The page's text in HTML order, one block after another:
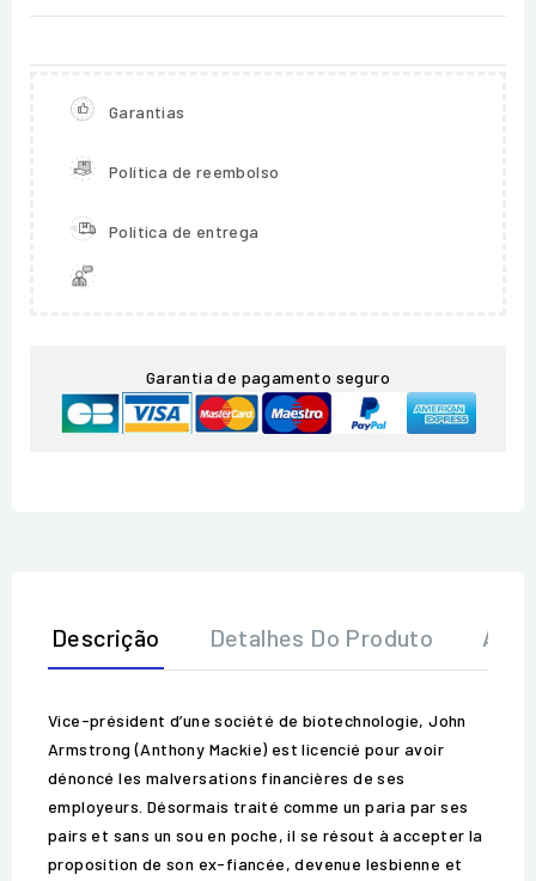
Garantias
Política de reembolso
Política de entrega
Garantia de pagamento seguro
Descrição Detalhes Do Produto
Vice-président d’une société de biotechnologie, John
Armstrong (Anthony Mackie) est licencié pour avoir
dénoncé les malversations financières de ses
employeurs. Désormais traité comme un paria par ses
pairs et sans un sou en poche, il se résout à accepter la
proposition de son ex-fiancée, devenue lesbienne et